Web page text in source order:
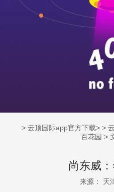
> 云顶国际app官方下载> >
百花园 >
尚东威
来源： 天